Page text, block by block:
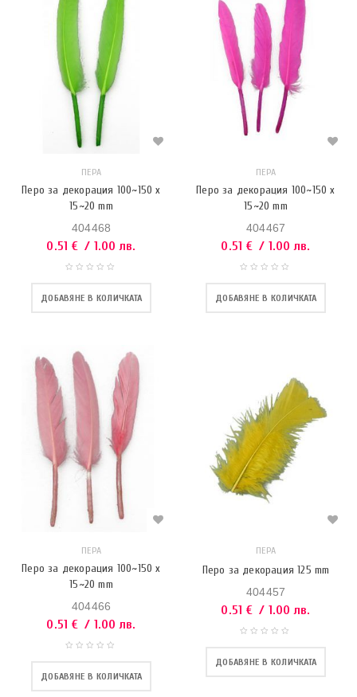
ПЕРА
Перо за декорация 100~150 x
15~20 mm
404468
0.51 € / 1.00 лв.
ДОБАВЯНЕ В КОЛИЧКАТА
ПЕРА
Перо за декорация 100~150 x
15~20 mm
404467
0.51 € / 1.00 лв.
ДОБАВЯНЕ В КОЛИЧКАТА
ПЕРА
Перо за декорация 100~150 x
15~20 mm
404466
0.51 € / 1.00 лв.
ДОБАВЯНЕ В КОЛИЧКАТА
ПЕРА
Перо за декорация 125 mm
404457
0.51 € / 1.00 лв.
ДОБАВЯНЕ В КОЛИЧКАТА